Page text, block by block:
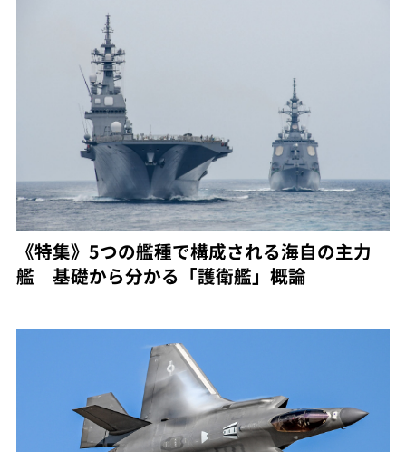
《特集》5つの艦種で構成される海自の主力
艦 基礎から分かる「護衛艦」概論